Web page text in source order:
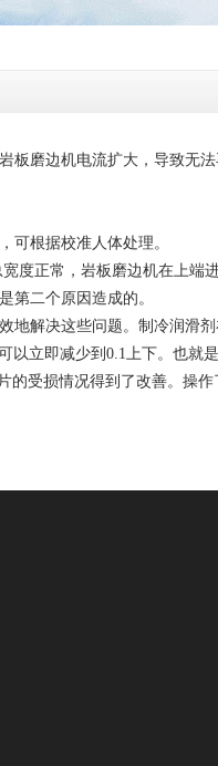
板磨边机电流扩大，导致无
可根据校准人体处理。
度正常，岩板磨边机在上端
第二个原因造成的。
解决这些问题。制冷润滑
立即减少到0.1上下。也就
受损情况得到了改善。操